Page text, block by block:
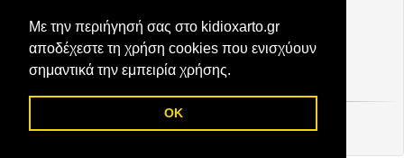
Με την περιήγησή σας στο kidioxarto.gr
αποδέχεστε τη χρήση cookies που ενισχύουν
σημαντικά την εμπειρία χρήσης.
OK
Διαφήμιση
Επικοινωνία
© 2026 Kidioxarto.gr /Επικοινωνία